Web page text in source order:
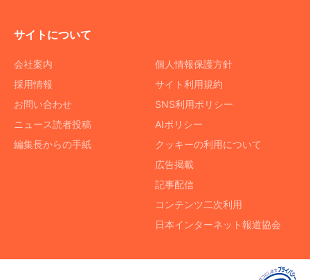
サイトについて
会社案内
採用情報
お問い合わせ
ニュース読者投稿
編集長からの手紙
個人情報保護方針
サイト利用規約
SNS利用ポリシー
AIポリシー
クッキーの利用について
広告掲載
記事配信
コンテンツ二次利用
日本インターネット報道協会